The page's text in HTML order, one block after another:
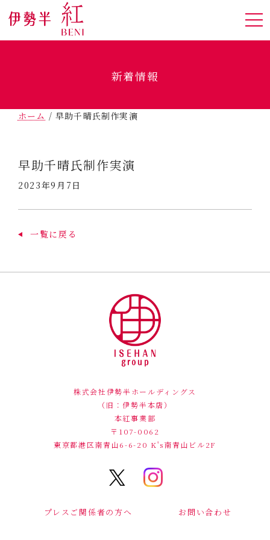
新着情報
ホーム /早助千晴氏制作実演
早助千晴氏制作実演
2023年9月7日
一覧に戻る
株式会社伊勢半ホールディングス
（旧：伊勢半本店）
本紅事業部
〒107-0062
東京都港区南青山6-6-20 K's南青山ビル2F
プレスご関係者の方へ お問い合わせ